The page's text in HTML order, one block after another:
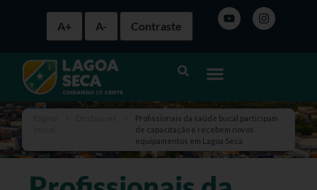
A+ A- Contraste
Profissionais da saúde bucal participam
de capacitação e recebem novos
equipamentos em Lagoa Seca